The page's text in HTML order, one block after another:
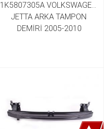
1K5807305A VOLKSWAGEN
JETTA ARKA TAMPON
DEMİRİ 2005-2010